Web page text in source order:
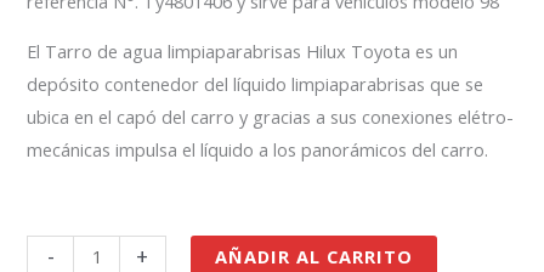
El Tarro de agua limpiaparabrisas Hilux Toyota es un
depósito contenedor del líquido limpiaparabrisas que se
ubica en el capó del carro y gracias a sus conexiones elétro-
mecánicas impulsa el líquido a los panorámicos del carro.
- + AÑADIR AL CARRITO